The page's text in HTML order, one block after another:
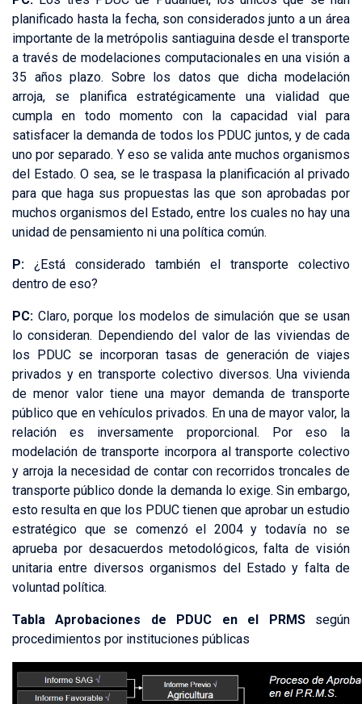
planificado hasta la fecha, son considerados junto a un área
importante de la metrópolis santiaguina desde el transporte
a través de modelaciones computacionales en una visión a
35 años plazo. Sobre los datos que dicha modelación
arroja, se planifica estratégicamente una vialidad que
cumpla en todo momento con la capacidad vial para
satisfacer la demanda de todos los PDUC juntos, y de cada
uno por separado. Y eso se valida ante muchos organismos
del Estado. O sea, se le traspasa la planificación al privado
para que haga sus propuestas las que son aprobadas por
muchos organismos del Estado, entre los cuales no hay una
unidad de pensamiento ni una política común.
P: ¿Está considerado también el transporte colectivo
dentro de eso?
PC: Claro, porque los modelos de simulación que se usan
lo consideran. Dependiendo del valor de las viviendas de
los PDUC se incorporan tasas de generación de viajes
privados y en transporte colectivo diversos. Una vivienda
de menor valor tiene una mayor demanda de transporte
público que en vehículos privados. En una de mayor valor, la
relación es inversamente proporcional. Por eso la
modelación de transporte incorpora al transporte colectivo
y arroja la necesidad de contar con recorridos troncales de
transporte público donde la demanda lo exige. Sin embargo,
esto resulta en que los PDUC tienen que aprobar un estudio
estratégico que se comenzó el 2004 y todavía no se
aprueba por desacuerdos metodológicos, falta de visión
unitaria entre diversos organismos del Estado y falta de
voluntad política.
Tabla Aprobaciones de PDUC en el PRMS según
procedimientos por instituciones públicas